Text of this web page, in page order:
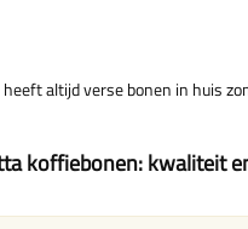
altijd verse bonen in huis
koffiebonen: kwaliteit